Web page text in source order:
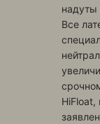
надуты
Все